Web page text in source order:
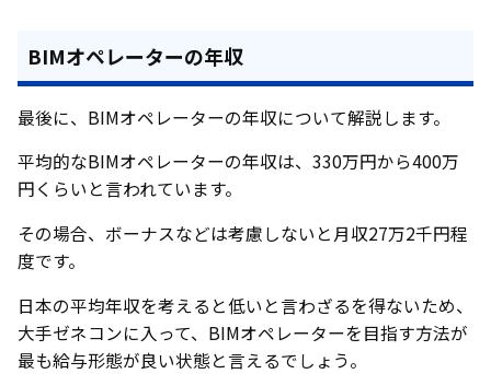
BIMオペレーターの年収
最後に、BIMオペレーターの年収について解説します。
平均的なBIMオペレーターの年収は、330万円から400万
円くらいと言われています。
その場合、ボーナスなどは考慮しないと月収27万2千円程
度です。
日本の平均年収を考えると低いと言わざるを得ないため、
大手ゼネコンに入って、BIMオペレーターを目指す方法が
最も給与形態が良い状態と言えるでしょう。